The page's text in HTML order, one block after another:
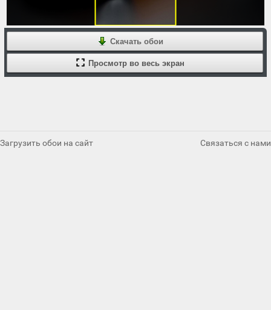
Скачать обои
Просмотр во весь экран
Загрузить обои на сайт Связаться с нами